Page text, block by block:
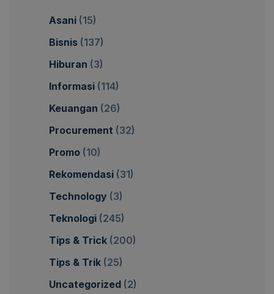
Asani (15)
Bisnis (137)
Hiburan (3)
Informasi (114)
Keuangan (26)
Procurement (32)
Promo (10)
Rekomendasi (31)
Technology (3)
Teknologi (245)
Tips & Trick (200)
Tips & Trik (25)
Uncategorized (2)